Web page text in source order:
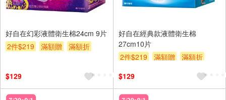
好自在幻彩液體衛生棉24cm 9片
2件$219
滿額贈
滿額折
$129
好自在經典款液體衛生棉
27cm10片
2件$219
滿額贈
滿額折
$129